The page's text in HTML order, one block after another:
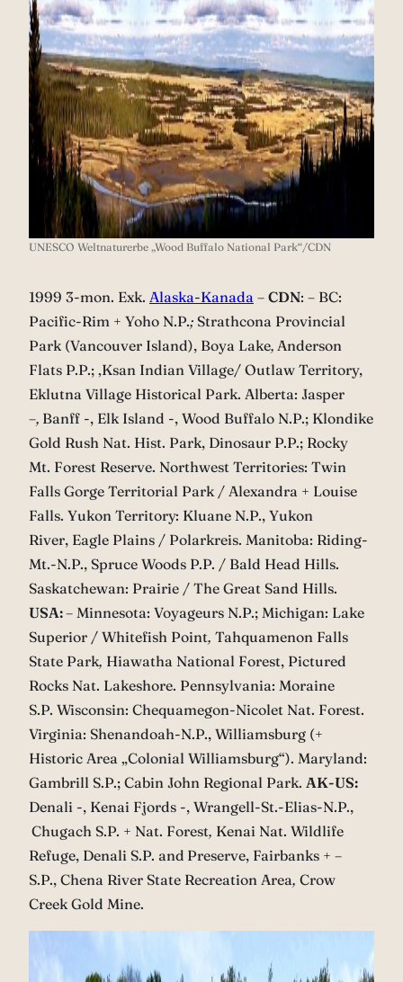
UNESCO Weltnaturerbe „Wood Buffalo National Park“/CDN
1999 3-mon. Exk. Alaska-Kanada – CDN: – BC:
Pacific-Rim + Yoho N.P.; Strathcona Provincial
Park (Vancouver Island), Boya Lake, Anderson
Flats P.P.; ‚Ksan Indian Village/ Outlaw Territory,
Eklutna Village Historical Park. Alberta: Jasper
–, Banff -, Elk Island -, Wood Buffalo N.P.; Klondike
Gold Rush Nat. Hist. Park, Dinosaur P.P.; Rocky
Mt. Forest Reserve. Northwest Territories: Twin
Falls Gorge Territorial Park / Alexandra + Louise
Falls. Yukon Territory: Kluane N.P., Yukon
River, Eagle Plains / Polarkreis. Manitoba: Riding-
Mt.-N.P., Spruce Woods P.P. / Bald Head Hills.
Saskatchewan: Prairie / The Great Sand Hills.
USA:– Minnesota: Voyageurs N.P.; Michigan: Lake
Superior / Whitefish Point, Tahquamenon Falls
State Park, Hiawatha National Forest, Pictured
Rocks Nat. Lakeshore. Pennsylvania: Moraine
S.P. Wisconsin: Chequamegon-Nicolet Nat. Forest.
Virginia: Shenandoah-N.P., Williamsburg (+
Historic Area „Colonial Williamsburg“). Maryland:
Gambrill S.P.; Cabin John Regional Park. AK-US:
Denali -, Kenai Fjords -, Wrangell-St.-Elias-N.P.,
Chugach S.P. + Nat. Forest, Kenai Nat. Wildlife
Refuge, Denali S.P. and Preserve, Fairbanks + –
S.P., Chena River State Recreation Area, Crow
Creek Gold Mine.